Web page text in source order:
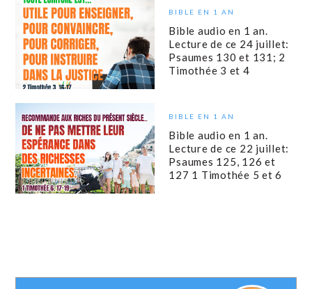
BIBLE EN 1 AN
Bible audio en 1 an.
Lecture de ce 24 juillet:
Psaumes 130 et 131; 2
Timothée 3 et 4
BIBLE EN 1 AN
Bible audio en 1 an.
Lecture de ce 22 juillet:
Psaumes 125, 126 et
127 1 Timothée 5 et 6